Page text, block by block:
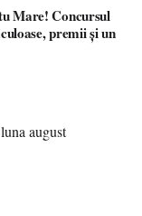
premii și un